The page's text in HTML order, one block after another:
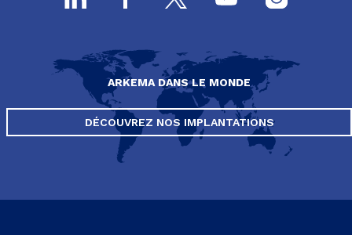
ARKEMA DANS LE MONDE
DÉCOUVREZ NOS IMPLANTATIONS